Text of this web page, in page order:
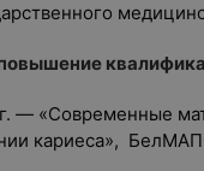
— «Современные
кариеса»,